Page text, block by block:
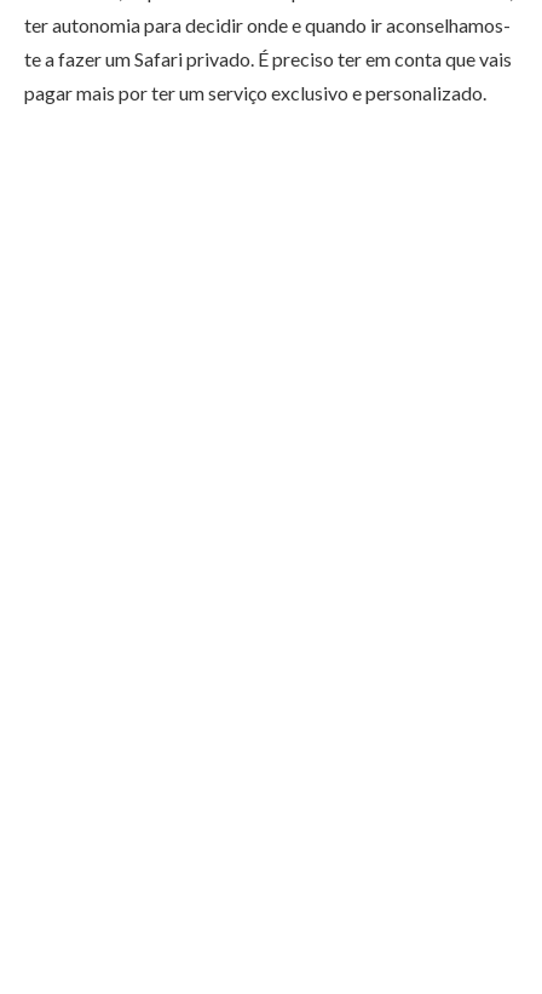
ter autonomia para decidir onde e quando ir aconselhamos-
te a fazer um Safari privado. É preciso ter em conta que vais
pagar mais por ter um serviço exclusivo e personalizado.